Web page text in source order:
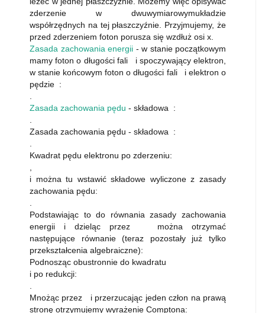
zderzenie w dwuwymiarowymukładzie
współrzędnych na tej płaszczyźnie. Przyjmujemy, że
przed zderzeniem foton porusza się wzdłuż osi x.
Zasada zachowania energii - w stanie początkowym
mamy foton o długości fali i spoczywający elektron,
w stanie końcowym foton o długości fali i elektron o
pędzie :
Zasada zachowania pędu - składowa :
Zasada zachowania pędu - składowa :
Kwadrat pędu elektronu po zderzeniu:
i można tu wstawić składowe wyliczone z zasady
zachowania pędu:
Podstawiając to do równania zasady zachowania
energii i dzieląc przez można otrzymać
następujące równanie (teraz pozostały już tylko
przekształcenia algebraiczne):
Podnosząc obustronnie do kwadratu
i po redukcji:
Mnożąc przez i przerzucając jeden człon na prawą
stronę otrzymujemy wyrażenie Comptona: